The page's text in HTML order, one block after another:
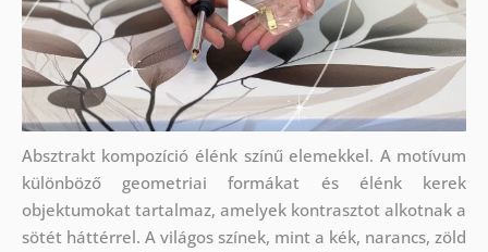
Absztrakt kompozíció élénk színű elemekkel. A motívum
különböző geometriai formákat és élénk kerek
objektumokat tartalmaz, amelyek kontrasztot alkotnak a
sötét háttérrel. A világos színek, mint a kék, narancs, zöld